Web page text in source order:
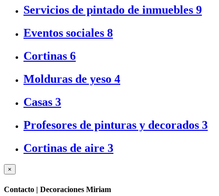
Servicios de pintado de inmuebles 9
Eventos sociales 8
Cortinas 6
Molduras de yeso 4
Casas 3
Profesores de pinturas y decorados 3
Cortinas de aire 3
×
Contacto | Decoraciones Miriam